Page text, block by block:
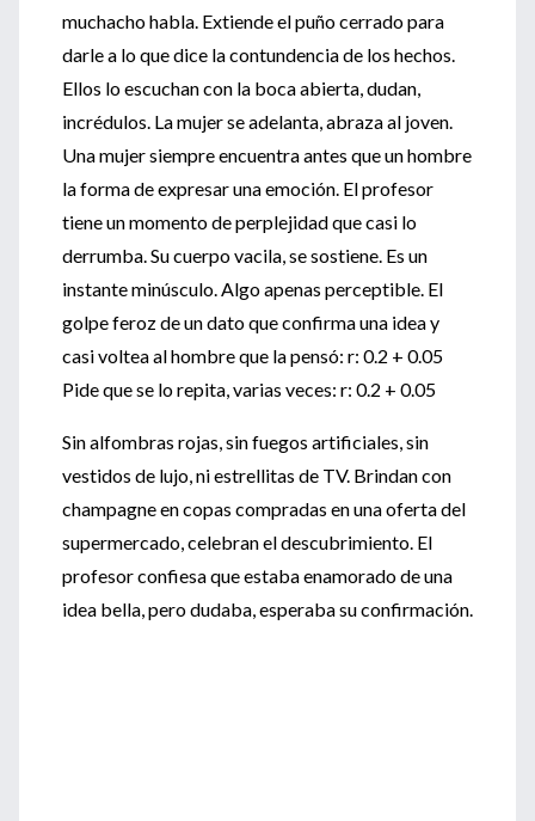
muchacho habla. Extiende el puño cerrado para
darle a lo que dice la contundencia de los hechos.
Ellos lo escuchan con la boca abierta, dudan,
incrédulos. La mujer se adelanta, abraza al joven.
Una mujer siempre encuentra antes que un hombre
la forma de expresar una emoción. El profesor
tiene un momento de perplejidad que casi lo
derrumba. Su cuerpo vacila, se sostiene. Es un
instante minúsculo. Algo apenas perceptible. El
golpe feroz de un dato que confirma una idea y
casi voltea al hombre que la pensó: r: 0.2 + 0.05
Pide que se lo repita, varias veces: r: 0.2 + 0.05
Sin alfombras rojas, sin fuegos artificiales, sin
vestidos de lujo, ni estrellitas de TV. Brindan con
champagne en copas compradas en una oferta del
supermercado, celebran el descubrimiento. El
profesor confiesa que estaba enamorado de una
idea bella, pero dudaba, esperaba su confirmación.